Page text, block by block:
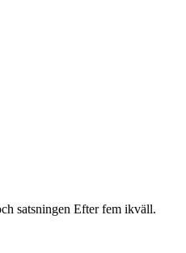
satsningen Efter fem ikväll.